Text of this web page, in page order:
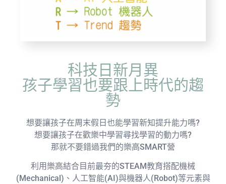
科技日新月異
孩子學習也要跟上時代的趨
勢
想要讓孩子在周末假日也能學習新知提升能力嗎?
​想要讓孩子在歡樂中學習尋找學習的動力嗎?
那就不要錯過我們的樂高SMART營
利用樂高結合目前最夯的STEAM教育搭配​機械
(Mechanical)、人工智能(AI)與機器人(Robot)等元素與